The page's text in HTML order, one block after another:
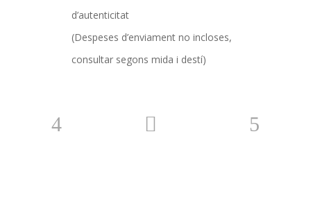
d’autenticitat
(Despeses d’enviament no incloses,
consultar segons mida i destí)